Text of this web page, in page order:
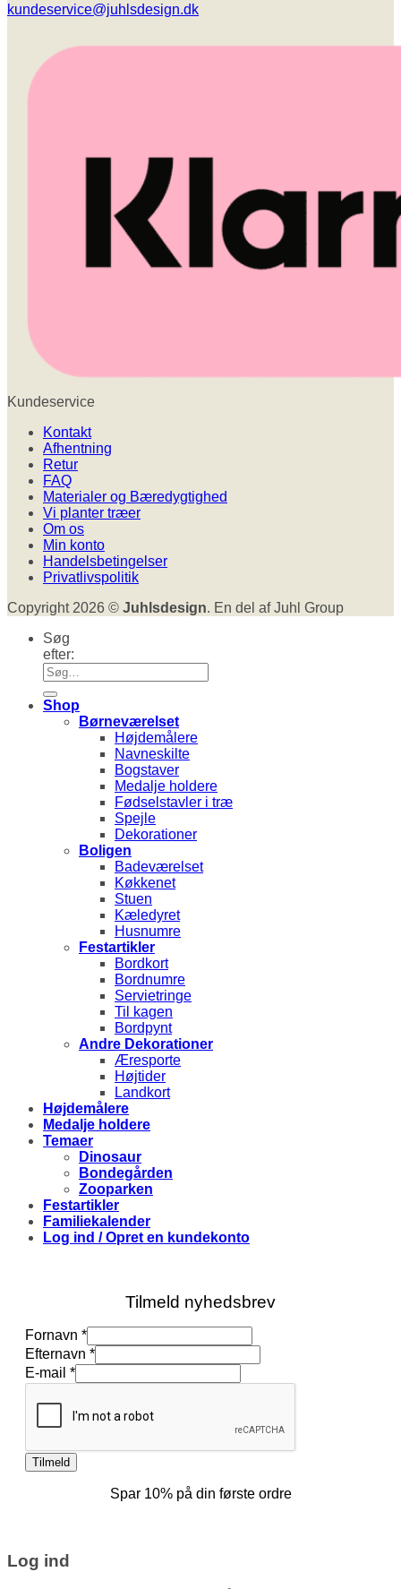
kundeservice@juhlsdesign.dk
Kundeservice
Kontakt
Afhentning
Retur
FAQ
Materialer og Bæredygtighed
Vi planter træer
Om os
Min konto
Handelsbetingelser
Privatlivspolitik
Copyright 2026 © Juhlsdesign. En del af Juhl Group
Søg
efter:
Shop
Børneværelset
Højdemålere
Navneskilte
Bogstaver
Medalje holdere
Fødselstavler i træ
Spejle
Dekorationer
Boligen
Badeværelset
Køkkenet
Stuen
Kæledyret
Husnumre
Festartikler
Bordkort
Bordnumre
Servietringe
Til kagen
Bordpynt
Andre Dekorationer
Æresporte
Højtider
Landkort
Højdemålere
Medalje holdere
Temaer
Dinosaur
Bondegården
Zooparken
Festartikler
Familiekalender
Log ind / Opret en kundekonto
Tilmeld nyhedsbrev
E-
mail
Efternavn
Fornavn
Fornavn *
Efternavn *
E-mail *
Tilmeld
Spar 10% på din første ordre
Log ind